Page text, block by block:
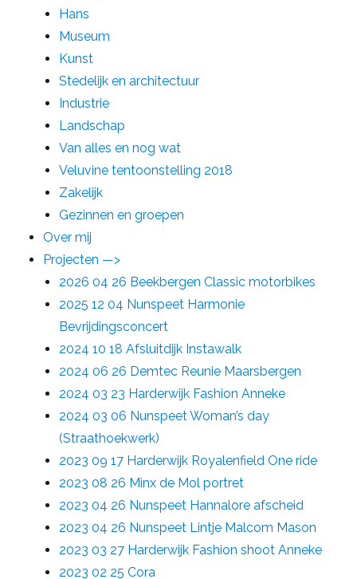
Hans
Museum
Kunst
Stedelijk en architectuur
Industrie
Landschap
Van alles en nog wat
Veluvine tentoonstelling 2018
Zakelijk
Gezinnen en groepen
Over mij
Projecten —>
2026 04 26 Beekbergen Classic motorbikes
2025 12 04 Nunspeet Harmonie
Bevrijdingsconcert
2024 10 18 Afsluitdijk Instawalk
2024 06 26 Demtec Reunie Maarsbergen
2024 03 23 Harderwijk Fashion Anneke
2024 03 06 Nunspeet Woman’s day
(Straathoekwerk)
2023 09 17 Harderwijk Royalenfield One ride
2023 08 26 Minx de Mol portret
2023 04 26 Nunspeet Hannalore afscheid
2023 04 26 Nunspeet Lintje Malcom Mason
2023 03 27 Harderwijk Fashion shoot Anneke
2023 02 25 Cora